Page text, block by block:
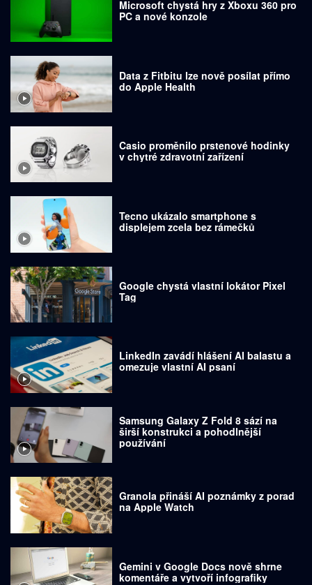
Microsoft chystá hry z Xboxu 360 pro
PC a nové konzole
Data z Fitbitu lze nově posílat přímo
do Apple Health
Casio proměnilo prstenové hodinky
v chytré zdravotní zařízení
Tecno ukázalo smartphone s
displejem zcela bez rámečků
Google chystá vlastní lokátor Pixel
Tag
LinkedIn zavádí hlášení AI balastu a
omezuje vlastní AI psaní
Samsung Galaxy Z Fold 8 sází na
širší konstrukci a pohodlnější
používání
Granola přináší AI poznámky z porad
na Apple Watch
Gemini v Google Docs nově shrne
komentáře a vytvoří infografiky